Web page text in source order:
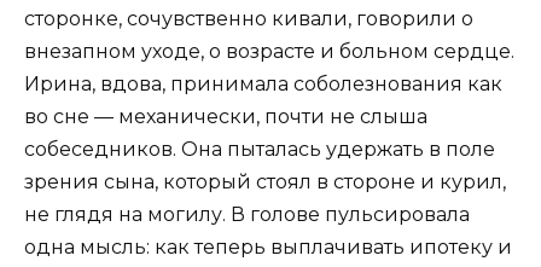
сторонке, сочувственно кивали, говорили о
внезапном уходе, о возрасте и больном сердце.
Ирина, вдова, принимала соболезнования как
во сне — механически, почти не слыша
собеседников. Она пыталась удержать в поле
зрения сына, который стоял в стороне и курил,
не глядя на могилу. В голове пульсировала
одна мысль: как теперь выплачивать ипотеку и